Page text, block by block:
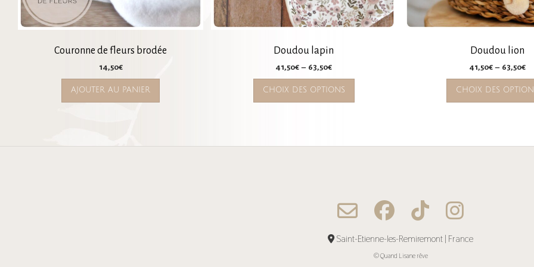
Couronne de fleurs brodée
14,50€
AJOUTER AU PANIER
Doudou lapin
41,50€ – 63,50€Plage
de
prix :
CHOIX DES OPTIONS
Ce
variations.
être
sur
Doudou lion
41,50€ – 63,50€
de
CHOIX DES
Saint-Etienne-les-Remiremont | France
© Quand Lisane rêve